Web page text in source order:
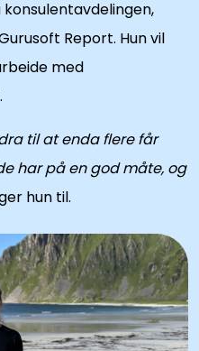
Report. Hun vil
med
til at enda flere får
har på en god måte, og
hun til.